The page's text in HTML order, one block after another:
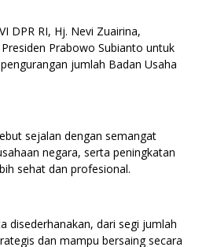
DPR RI, Hj. Nevi Zuairina,
Prabowo Subianto untuk
jumlah Badan Usaha
sejalan dengan semangat
negara, serta peningkatan
sehat dan profesional.
disederhanakan, dari segi jumlah
dan mampu bersaing secara